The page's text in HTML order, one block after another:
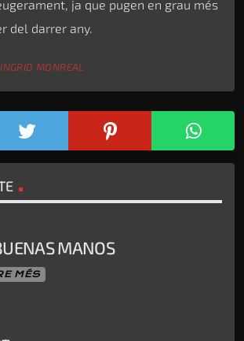
ja que pugen en grau més
del darrer any.
INGRID MONREAL
MANOS
MÉS